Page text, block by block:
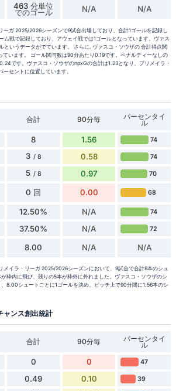
463 分単位
でのゴール N/A N/A
ーガ 2025/2026シーズンで9試合出場しており、合計1ゴールを記録し
ム戦で記録しており、アウェイ戦では1ゴールとなっています。ヴァス
というデータがでています。 さらに, ヴァスコ・ソウザの 合計得点関
ています。 ゴール関与数は90分あたり0.19です。ペナルティーなしの
です。ヴァスコ・ソウザのnpxGの合計は1.23となり、プリメイラ・
ーセントに位置しています。
合計 90分毎 パーセンタイ
ル
8 1.56 74
3 / 8 0.58 74
5 / 8 0.97 70
0 回 0.00 68
12.50% N/A 74
37.50% N/A 72
8.00 N/A N/A
メイラ・リーガ 2025/2026シーズンにおいて、9試合で合計8本のシュ
枠内に飛び、残りの5本が枠外に外れました。ヴァスコ・ソウザのシ
8.00シュートごとに1ゴールを決め、ピッチ上で90分間に1.56本のシ
ャンス創出統計
合計 90分毎 パーセンタイ
ル
0 0 47
0.49 0.10 39